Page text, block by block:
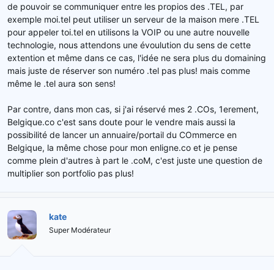
de pouvoir se communiquer entre les propios des .TEL, par
exemple moi.tel peut utiliser un serveur de la maison mere .TEL
pour appeler toi.tel en utilisons la VOIP ou une autre nouvelle
technologie, nous attendons une évoulution du sens de cette
extention et même dans ce cas, l'idée ne sera plus du domaining
mais juste de réserver son numéro .tel pas plus! mais comme
même le .tel aura son sens!
Par contre, dans mon cas, si j'ai réservé mes 2 .COs, 1erement,
Belgique.co c'est sans doute pour le vendre mais aussi la
possibilité de lancer un annuaire/portail du COmmerce en
Belgique, la même chose pour mon enligne.co et je pense
comme plein d'autres à part le .coM, c'est juste une question de
multiplier son portfolio pas plus!
kate
Super Modérateur